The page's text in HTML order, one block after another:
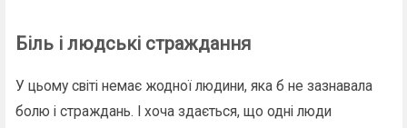
Біль і людські страждання
У цьому світі немає жодної людини, яка б не зазнавала
болю і страждань. І хоча здається, що одні люди